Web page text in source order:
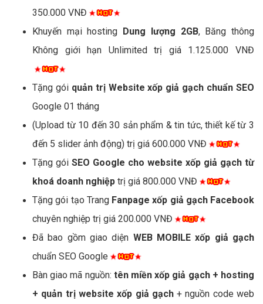
350.000 VNĐ
Khuyến mại hosting Dung lượng 2GB, Băng thông
Không giới hạn Unlimited trị giá 1.125.000 VNĐ
Tặng gói quản trị Website xốp giả gạch chuẩn SEO
Google 01 tháng
(Upload từ 10 đến 30 sản phẩm & tin tức, thiết kế từ 3
đến 5 slider ảnh động) trị giá 600.000 VNĐ
Tặng gói SEO Google cho website xốp giả gạch từ
khoá doanh nghiệp trị giá 800.000 VNĐ
Tặng gói tạo Trang Fanpage xốp giả gạch Facebook
chuyên nghiệp trị giá 200.000 VNĐ
Đã bao gồm giao diện WEB MOBILE xốp giả gạch
chuẩn SEO Google
Bàn giao mã nguồn: tên miền xốp giả gạch + hosting
+ quản trị website xốp giả gạch+ nguồn code web